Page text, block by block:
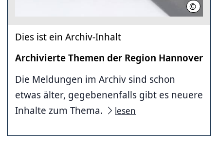
©
Dies ist ein Archiv-Inhalt
Archivierte Themen der Region Hannover
Die Meldungen im Archiv sind schon
etwas älter, gegebenenfalls gibt es neuere
Inhalte zum Thema.
lesen